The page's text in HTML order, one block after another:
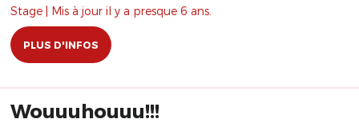
Stage | Mis à jour il y a presque 6 ans.
PLUS D'INFOS
Wouuuhouuu!!!